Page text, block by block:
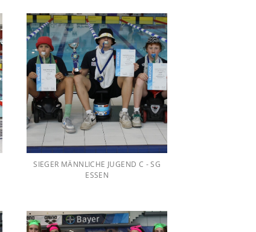
SIEGER MÄNNLICHE JUGEND C - SG
ESSEN